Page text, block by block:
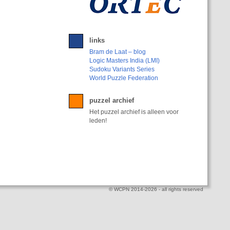
links
Bram de Laat – blog
Logic Masters India (LMI)
Sudoku Variants Series
World Puzzle Federation
puzzel archief
Het puzzel archief is alleen voor
leden!
© WCPN 2014-2026 - all rights reserved